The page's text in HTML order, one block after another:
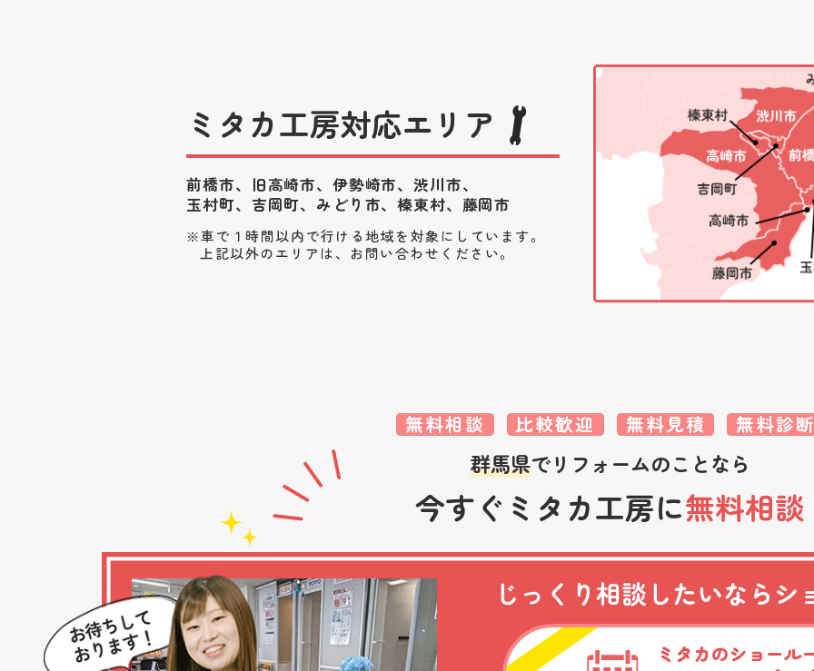
ミタカ工房対応エリア
前橋市、旧高崎市、伊勢崎市、渋川市、
玉村町、 吉岡町、みどり市、榛東村、藤岡市
車で１時間以内で行ける地域を対象にしています。
上記以外のエリアは、お問い合わせください。
無料相談 比較歓迎 無料見積 無料診
群馬県でリフォームのことなら
今すぐミタカ工房に無料相談
じっくり相談したいなら シ
ミタカのショール